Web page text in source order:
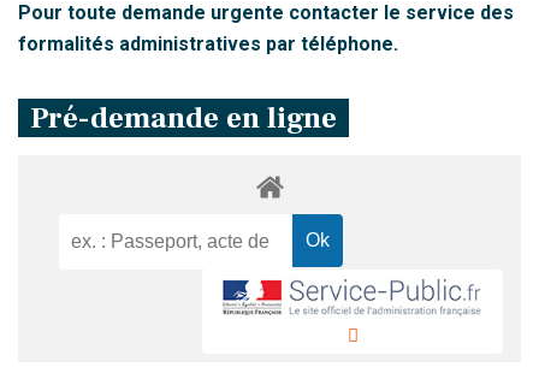
Pour toute demande urgente contacter le service des
formalités administratives par téléphone.
Pré-demande en ligne